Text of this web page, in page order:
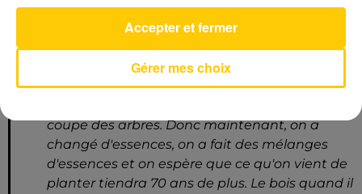
C'est un projet modeste, 9 hectares, qui était
nécessaire pour le groupement forestier que
j'accompagne, parce que les peuplements
auraient dû durer 30 années de plus, mais à
cause de problèmes sanitaires liés au
coupe des arbres. Donc maintenant, on a
changé d'essences, on a fait des mélanges
d'essences et on espère que ce qu'on vient de
planter tiendra 70 ans de plus. Le bois quand il
Gérer mes choix
Accepter et fermer